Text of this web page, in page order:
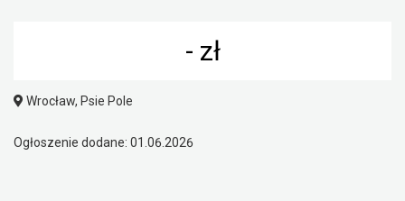
- zł
Wrocław, Psie Pole
Ogłoszenie dodane: 01.06.2026